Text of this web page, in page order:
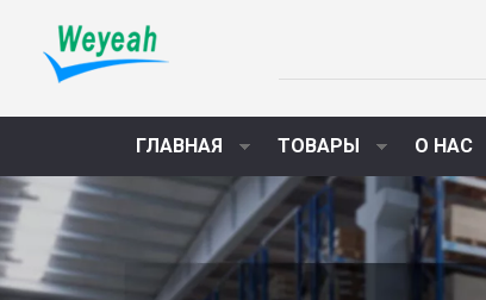
ГЛАВНАЯ ТОВАРЫ О НАС